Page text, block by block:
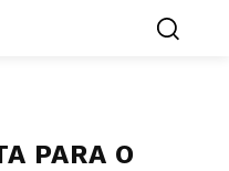
PARA O